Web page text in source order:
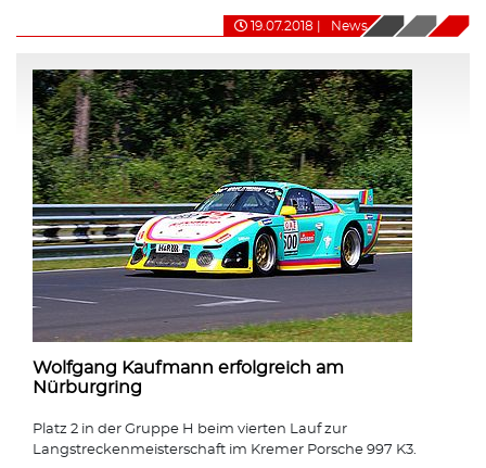
19.07.2018 News
Wolfgang Kaufmann erfolgreich am
Nürburgring
Platz 2 in der Gruppe H beim vierten Lauf zur
Langstreckenmeisterschaft im Kremer Porsche 997 K3.